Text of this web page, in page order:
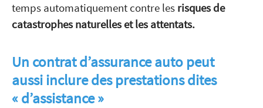
temps automatiquement contre les risques de
catastrophes naturelles et les attentats.
Un contrat d’assurance auto peut
aussi inclure des prestations dites
« d’assistance »